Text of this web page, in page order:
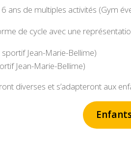
de multiples activités (Gym
de cycle avec une
Jean-Marie-Bellime)
Jean-Marie-Bellime)
diverses et s’adapteront aux